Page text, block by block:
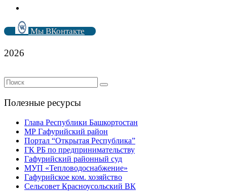
Мы ВКонтакте
2026
Полезные ресурсы
Глава Республики Башкортостан
МР Гафурийский район
Портал “Открытая Республика”
ГК РБ по предпринимательству
Гафурийский районный суд
МУП «Тепловодоснабжение»
Гафурийское ком. хозяйство
Сельсовет Красноусольский ВК